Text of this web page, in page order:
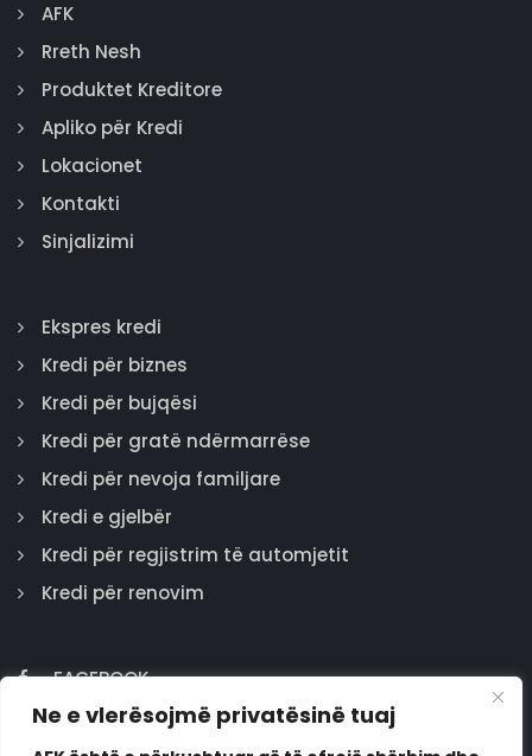
Ne e vlerësojmë privatësinë tuaj
AFK
Rreth Nesh
Produktet Kreditore
Apliko për Kredi
Lokacionet
Kontakti
Sinjalizimi
Ekspres kredi
Kredi për biznes
Kredi për bujqësi
Kredi për gratë ndërmarrëse
Kredi për nevoja familjare
Kredi e gjelbër
Kredi për regjistrim të automjetit
Kredi për renovim
FACEBOOK
GOOGLE